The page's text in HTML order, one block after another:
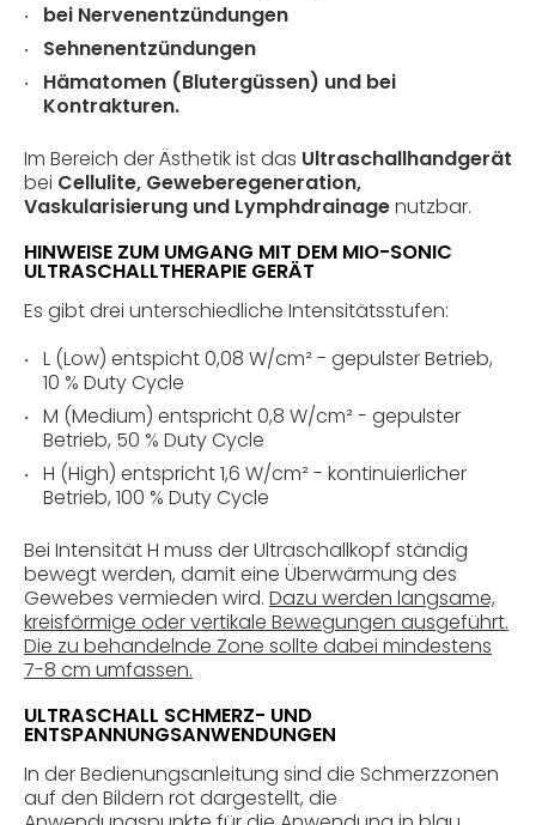
bei Nervenentzündungen
Sehnenentzündungen
Hämatomen (Blutergüssen) und bei
Kontrakturen.
Im Bereich der Ästhetik ist das Ultraschallhandgerät
bei Cellulite, Geweberegeneration,
Vaskularisierung und Lymphdrainagenutzbar.
HINWEISE ZUM UMGANG MIT DEM MIO-SONIC
ULTRASCHALLTHERAPIE GERÄT
Es gibt drei unterschiedliche Intensitätsstufen:
L (Low) entspicht 0,08 W/cm² - gepulster Betrieb,
10 % Duty Cycle
M (Medium) entspricht 0,8 W/cm² - gepulster
Betrieb, 50 % Duty Cycle
H (High) entspricht 1,6 W/cm² - kontinuierlicher
Betrieb, 100 % Duty Cycle
Bei Intensität H muss der Ultraschallkopf ständig
bewegt werden, damit eine Überwärmung des
Gewebes vermieden wird. Dazu werden langsame,
kreisförmige oder vertikale Bewegungen ausgeführt.
Die zu behandelnde Zone sollte dabei mindestens
7-8 cm umfassen.
ULTRASCHALL SCHMERZ- UND
ENTSPANNUNGSANWENDUNGEN
In der Bedienungsanleitung sind die Schmerzzonen
auf den Bildern rot dargestellt, die